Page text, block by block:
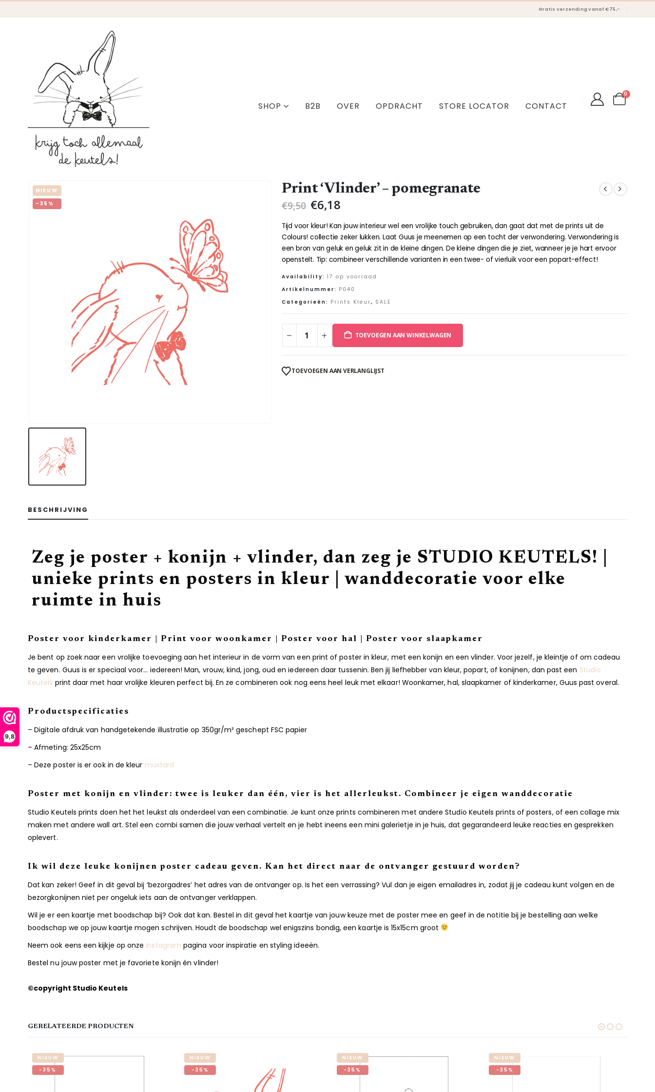
9,8
Gratis verzending vanaf €75,-
SHOP B2B OVER OPDRACHT STORE LOCATOR CONTACT
0
NIEUW
-35%
Print ‘Vlinder’ – pomegranate
€9,50 Oorspronkelijke
prijs
was:
€9,50.
€6,18Huidige
is:
€6,18.
Tijd voor kleur! Kan jouw interieur wel een vrolijke touch gebruiken, dan gaat dat met de prints uit de
Colours! collectie zeker lukken. Laat Guus je meenemen op een tocht der verwondering. Verwondering is
een bron van geluk en geluk zit in de kleine dingen. De kleine dingen die je ziet, wanneer je je hart ervoor
openstelt. Tip: combineer verschillende varianten in een twee- of vierluik voor een popart-effect!
Availability: 17 op voorraad
Artikelnummer: P040
Categorieën: Prints Kleur, SALE
TOEVOEGEN AAN WINKELWAGEN
TOEVOEGEN AAN VERLANGLIJST
BESCHRIJVING
Zeg je poster + konijn + vlinder, dan zeg je STUDIO KEUTELS! |
unieke prints en posters in kleur | wanddecoratie voor elke
ruimte in huis
Poster voor kinderkamer | Print voor woonkamer | Poster voor hal | Poster voor slaapkamer
Je bent op zoek naar een vrolijke toevoeging aan het interieur in de vorm van een print of poster in kleur, met een konijn en een vlinder. Voor jezelf, je kleintje of om cadeau
te geven. Guus is er speciaal voor… iedereen! Man, vrouw, kind, jong, oud en iedereen daar tussenin. Ben jij liefhebber van kleur, popart, of konijnen, dan past een Studio
Keutels print daar met haar vrolijke kleuren perfect bij. En ze combineren ook nog eens heel leuk met elkaar! Woonkamer, hal, slaapkamer of kinderkamer, Guus past overal.
Productspecificaties
– Digitale afdruk van handgetekende illustratie op 350gr/m² geschept FSC papier
– Afmeting: 25x25cm
– Deze poster is er ook in de kleur mustard
Poster met konijn en vlinder: twee is leuker dan één, vier is het allerleukst. Combineer je eigen wanddecoratie
Studio Keutels prints doen het het leukst als onderdeel van een combinatie. Je kunt onze prints combineren met andere Studio Keutels prints of posters, of een collage mix
maken met andere wall art. Stel een combi samen die jouw verhaal vertelt en je hebt ineens een mini galerietje in je huis, dat gegarandeerd leuke reacties en gesprekken
oplevert.
Ik wil deze leuke konijnen poster cadeau geven. Kan het direct naar de ontvanger gestuurd worden?
Dat kan zeker! Geef in dit geval bij ‘bezorgadres’ het adres van de ontvanger op. Is het een verrassing? Vul dan je eigen emailadres in, zodat jij je cadeau kunt volgen en de
bezorgkonijnen niet per ongeluk iets aan de ontvanger verklappen.
Wil je er een kaartje met boodschap bij? Ook dat kan. Bestel in dit geval het kaartje van jouw keuze met de poster mee en geef in de notitie bij je bestelling aan welke
boodschap we op jouw kaartje mogen schrijven. Houdt de boodschap wel enigszins bondig, een kaartje is 15x15cm groot
Neem ook eens een kijkje op onze Instagram pagina voor inspiratie en styling ideeën.
Bestel nu jouw poster met je favoriete konijn én vlinder!
©copyright Studio Keutels
GERELATEERDE PRODUCTEN
NIEUW
-35%
NIEUW
-35%
NIEUW
-35%
NIEUW
-35%